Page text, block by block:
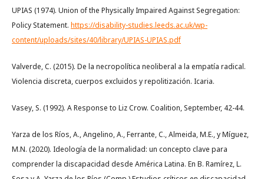
UPIAS (1974). Union of the Physically Impaired Against Segregation:
Policy Statement. https://disability-studies.leeds.ac.uk/wp-
content/uploads/sites/40/library/UPIAS-UPIAS.pdf
Valverde, C. (2015). De la necropolítica neoliberal a la empatía radical.
Violencia discreta, cuerpos excluidos y repolitización. Icaria.
Vasey, S. (1992). A Response to Liz Crow. Coalition, September, 42-44.
Yarza de los Ríos, A., Angelino, A., Ferrante, C., Almeida, M.E., y Míguez,
M.N. (2020). Ideología de la normalidad: un concepto clave para
comprender la discapacidad desde América Latina. En B. Ramírez, L.